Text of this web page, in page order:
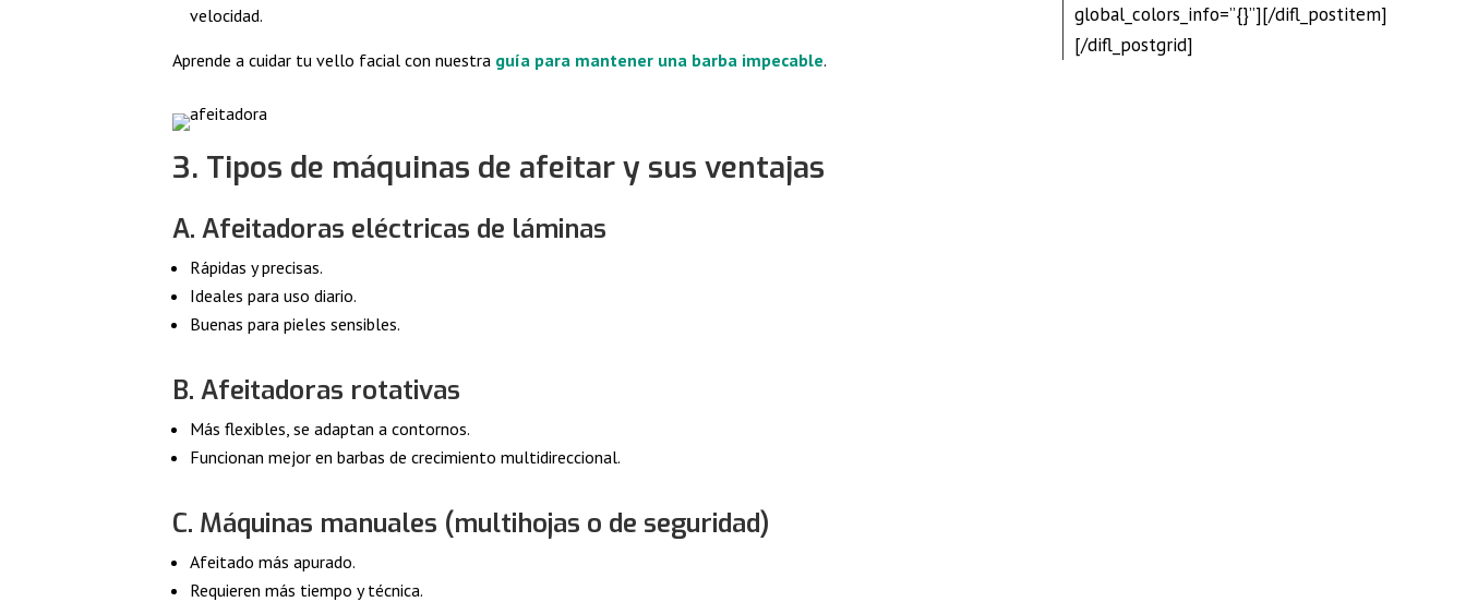
velocidad.
Aprende a cuidar tu vello facial con nuestra guía para mantener una barba impecable.
3. Tipos de máquinas de afeitar y sus ventajas
A. Afeitadoras eléctricas de láminas
Rápidas y precisas.
Ideales para uso diario.
Buenas para pieles sensibles.
B. Afeitadoras rotativas
Más flexibles, se adaptan a contornos.
Funcionan mejor en barbas de crecimiento multidireccional.
C. Máquinas manuales (multihojas o de seguridad)
Afeitado más apurado.
Requieren más tiempo y técnica.
global_colors_info=”{}”][/difl_postitem]
[/difl_postgrid]